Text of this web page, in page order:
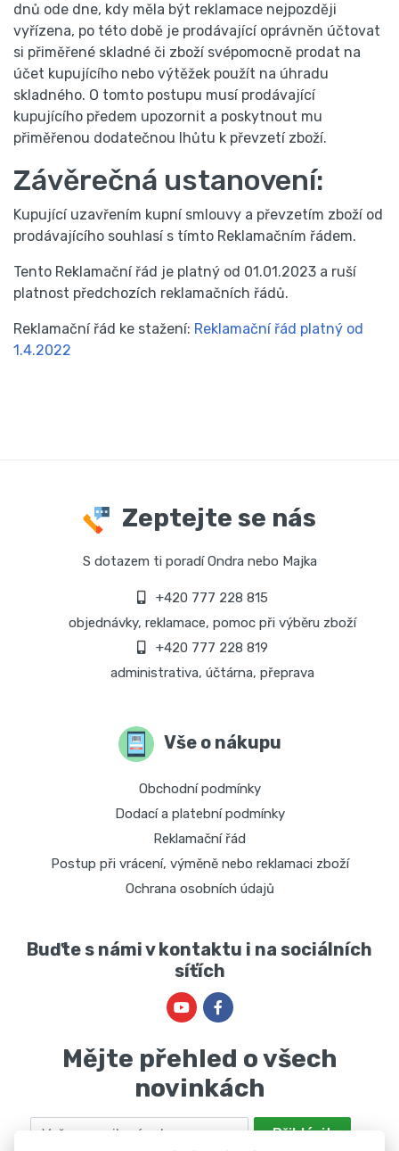
dnů ode dne, kdy měla být reklamace nejpozději
vyřízena, po této době je prodávající oprávněn účtovat
si přiměřené skladné či zboží svépomocně prodat na
účet kupujícího nebo výtěžek použít na úhradu
skladného. O tomto postupu musí prodávající
kupujícího předem upozornit a poskytnout mu
přiměřenou dodatečnou lhůtu k převzetí zboží.
Závěrečná ustanovení:
Kupující uzavřením kupní smlouvy a převzetím zboží od
prodávajícího souhlasí s tímto Reklamačním řádem.
Tento Reklamační řád je platný od 01.01.2023 a ruší
platnost předchozích reklamačních řádů.
Reklamační řád ke stažení: Reklamační řád platný od
1.4.2022
Zeptejte se nás
S dotazem ti poradí Ondra nebo Majka
+420 777 228 815
objednávky, reklamace, pomoc při výběru zboží
+420 777 228 819
administrativa, účtárna, přeprava
Vše o nákupu
Obchodní podmínky
Dodací a platební podmínky
Reklamační řád
Postup při vrácení, výměně nebo reklamaci zboží
Ochrana osobních údajů
Buďte s námi v kontaktu i na sociálních
síťích
Mějte přehled o všech
novinkách
Email Přihlásit